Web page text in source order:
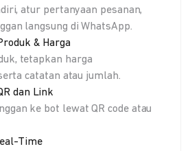
atur pertanyaan pesanan,
langsung di WhatsApp.
& Harga
tetapkan harga
catatan atau jumlah.
dan Link
ke bot lewat QR code atau
Time